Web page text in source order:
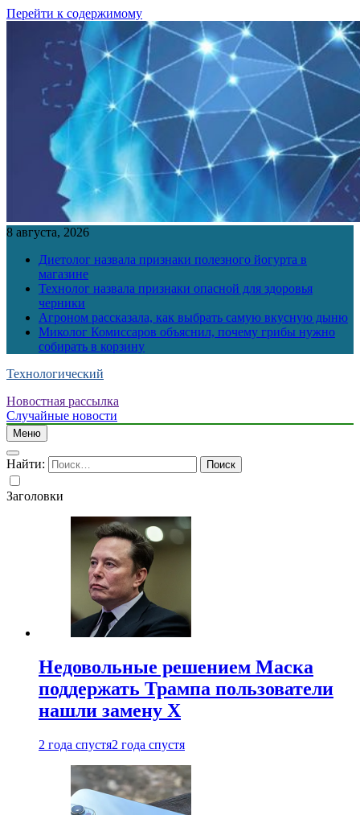
Перейти к содержимому
8 августа, 2026
Диетолог назвала признаки полезного йогурта в
магазине
Технолог назвала признаки опасной для здоровья
черники
Агроном рассказала, как выбрать самую вкусную дыню
Миколог Комиссаров объяснил, почему грибы нужно
собирать в корзину
Технологический
Новостная рассылка
Случайные новости
Меню
Найти:
Заголовки
Недовольные решением Маска
поддержать Трампа пользователи
нашли замену X
2 года спустя2 года спустя